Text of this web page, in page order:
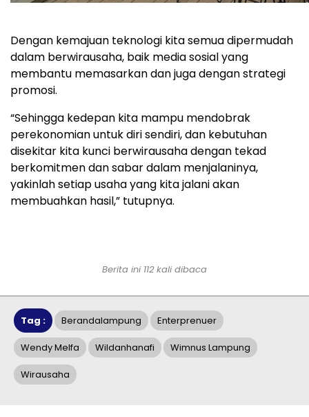
Dengan kemajuan teknologi kita semua dipermudah
dalam berwirausaha, baik media sosial yang
membantu memasarkan dan juga dengan strategi
promosi.
“Sehingga kedepan kita mampu mendobrak
perekonomian untuk diri sendiri, dan kebutuhan
disekitar kita kunci berwirausaha dengan tekad
berkomitmen dan sabar dalam menjalaninya,
yakinlah setiap usaha yang kita jalani akan
membuahkan hasil,” tutupnya.
Berita ini 112 kali dibaca
Tag : Berandalampung Enterprenuer
Wendy Melfa Wildanhanafi Wimnus Lampung
Wirausaha